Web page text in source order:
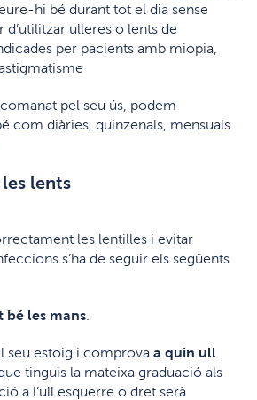
hi bé durant tot el dia sense
d’utilitzar ulleres o lents de
per pacients amb miopia,
pel seu ús, podem
com diàries, quinzenals, mensuals
lents
les lentilles i evitar
s’ha de seguir els següents
bé les mans
seu estoig i comprova a quin ull
que tinguis la mateixa graduació als
a l’ull esquerre o dret serà